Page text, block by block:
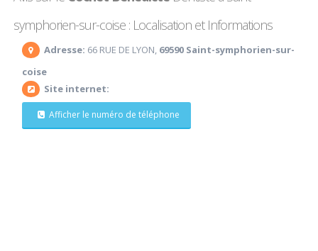
symphorien-sur-coise : Localisation et Informations
Adresse: 66 RUE DE LYON, 69590 Saint-symphorien-sur-
coise
Site internet:
Afficher le numéro de téléphone